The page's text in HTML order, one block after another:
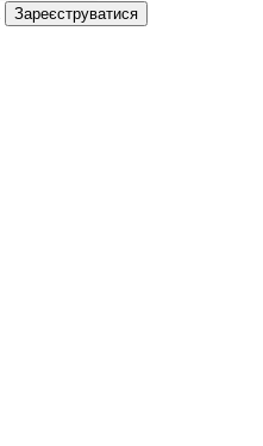
Зареєструватися